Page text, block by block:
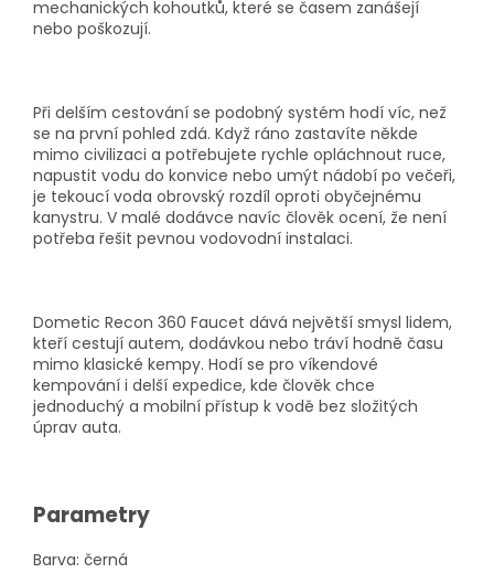
mechanických kohoutků, které se časem zanášejí
nebo poškozují.
Při delším cestování se podobný systém hodí víc, než
se na první pohled zdá. Když ráno zastavíte někde
mimo civilizaci a potřebujete rychle opláchnout ruce,
napustit vodu do konvice nebo umýt nádobí po večeři,
je tekoucí voda obrovský rozdíl oproti obyčejnému
kanystru. V malé dodávce navíc člověk ocení, že není
potřeba řešit pevnou vodovodní instalaci.
Dometic Recon 360 Faucet dává největší smysl lidem,
kteří cestují autem, dodávkou nebo tráví hodně času
mimo klasické kempy. Hodí se pro víkendové
kempování i delší expedice, kde člověk chce
jednoduchý a mobilní přístup k vodě bez složitých
úprav auta.
Parametry
Barva: černá